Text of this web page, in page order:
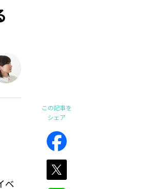
ベ
この記事を
シェア